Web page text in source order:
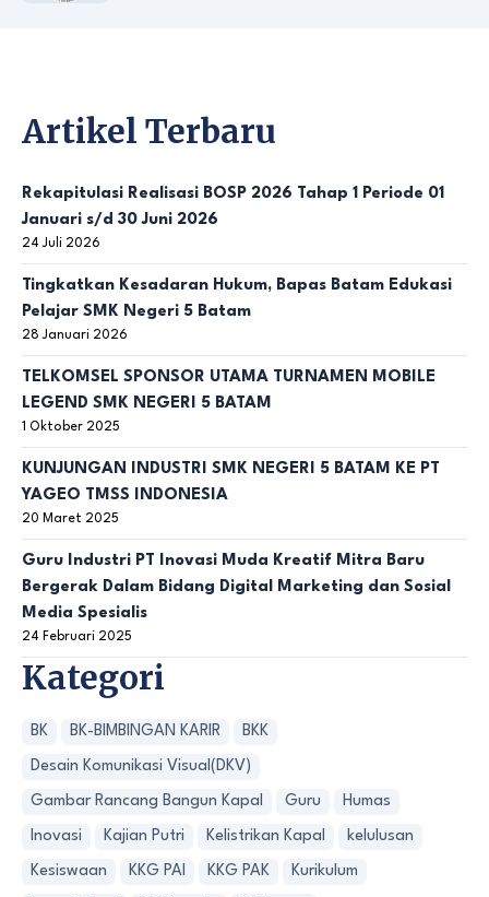
Artikel Terbaru
Rekapitulasi Realisasi BOSP 2026 Tahap 1 Periode 01
Januari s/d 30 Juni 2026
24 Juli 2026
Tingkatkan Kesadaran Hukum, Bapas Batam Edukasi
Pelajar SMK Negeri 5 Batam
28 Januari 2026
TELKOMSEL SPONSOR UTAMA TURNAMEN MOBILE
LEGEND SMK NEGERI 5 BATAM
1 Oktober 2025
KUNJUNGAN INDUSTRI SMK NEGERI 5 BATAM KE PT
YAGEO TMSS INDONESIA
20 Maret 2025
Guru Industri PT Inovasi Muda Kreatif Mitra Baru
Bergerak Dalam Bidang Digital Marketing dan Sosial
Media Spesialis
24 Februari 2025
Kategori
BK BK-BIMBINGAN KARIR BKK
Desain Komunikasi Visual(DKV)
Gambar Rancang Bangun Kapal Guru Humas
Inovasi Kajian Putri Kelistrikan Kapal kelulusan
Kesiswaan KKG PAI KKG PAK Kurikulum